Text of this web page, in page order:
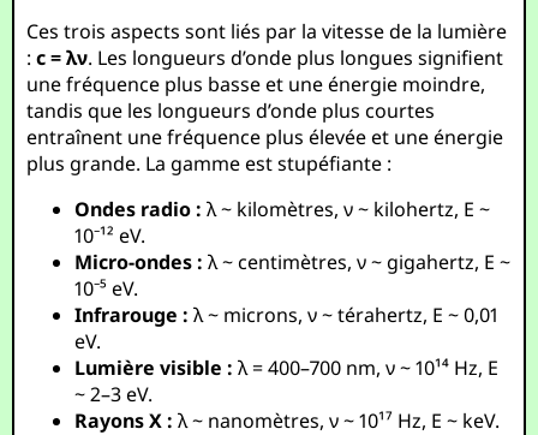
Ces trois aspects sont liés par la vitesse de la lumière
:c = λν. Les longueurs d’onde plus longues signifient
une fréquence plus basse et une énergie moindre,
tandis que les longueurs d’onde plus courtes
entraînent une fréquence plus élevée et une énergie
plus grande. La gamme est stupéfiante :
Ondes radio : λ ~ kilomètres, ν ~ kilohertz, E ~
10⁻¹² eV.
Micro-ondes : λ ~ centimètres, ν ~ gigahertz, E ~
10⁻⁵ eV.
Infrarouge : λ ~ microns, ν ~ térahertz, E ~ 0,01
eV.
Lumière visible : λ = 400–700 nm, ν ~ 10¹⁴ Hz, E
~ 2–3 eV.
Rayons X : λ ~ nanomètres, ν ~ 10¹⁷ Hz, E ~ keV.